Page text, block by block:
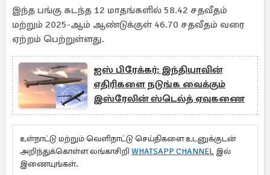
இந்த பங்கு கடந்த 12 மாதங்களில் 58.42 சதவீதம்
மற்றும் 2025-ஆம் ஆண்டுக்குள் 46.70 சதவீதம் வரை
ஏற்றம் பெற்றுள்ளது.
ஐஸ் பிரேக்கர்: இந்தியாவின்
எதிரிகளை நடுங்க வைக்கும்
இஸ்ரேலின் ஸ்டெல்த் ஏவுகணை
உள்நாட்டு மற்றும் வெளிநாட்டு செய்திகளை உடனுக்குடன்
அறிந்துக்கொள்ள லங்காசிறி WHATSAPP CHANNEL இல்
இணையுங்கள்.